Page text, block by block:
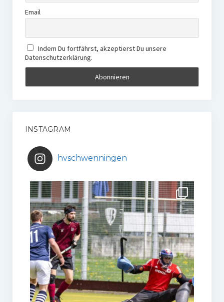
Email
Indem Du fortfährst, akzeptierst Du unsere
Datenschutzerklärung.
INSTAGRAM
hvschwenningen